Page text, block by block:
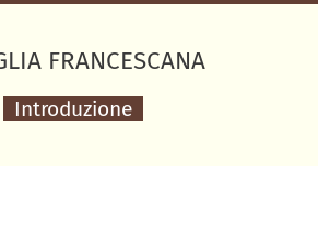
FRANCESCANA
Introduzione